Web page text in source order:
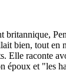
britannique,
bien, tout en
Elle raconte
époux et "les